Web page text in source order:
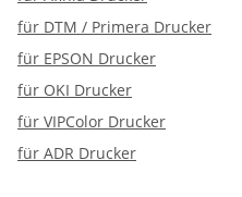
für DTM / Primera Drucker
für EPSON Drucker
für OKI Drucker
für VIPColor Drucker
für ADR Drucker